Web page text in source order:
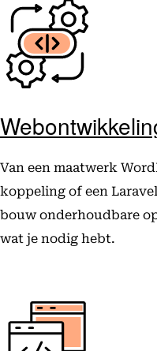
Van een maatwerk
koppeling of een
bouw onderhoudbare
wat je nodig hebt.